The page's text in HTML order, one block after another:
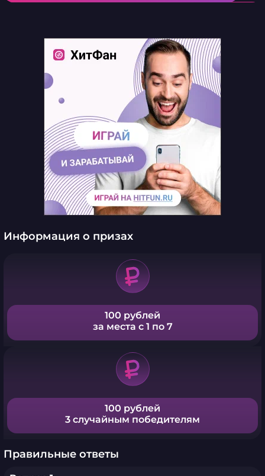
Информация о призах
100 рублей
за места с 1 по 7
100 рублей
3 случайным победителям
Правильные ответы